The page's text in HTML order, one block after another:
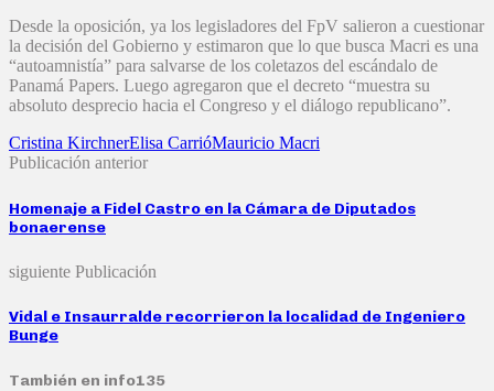
Desde la oposición, ya los legisladores del FpV salieron a cuestionar
la decisión del Gobierno y estimaron que lo que busca Macri es una
“autoamnistía” para salvarse de los coletazos del escándalo de
Panamá Papers. Luego agregaron que el decreto “muestra su
absoluto desprecio hacia el Congreso y el diálogo republicano”.
Cristina KirchnerElisa CarrióMauricio Macri
Publicación anterior
Homenaje a Fidel Castro en la Cámara de Diputados
bonaerense
siguiente Publicación
Vidal e Insaurralde recorrieron la localidad de Ingeniero
Bunge
También en info135